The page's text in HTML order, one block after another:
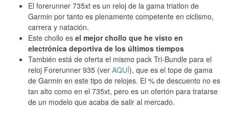
El forerunner 735xt es un reloj de la gama triatlon de
Garmin por tanto es plenamente competente en ciclismo,
carrera y natación.
Este chollo es el mejor chollo que he visto en
electrónica deportiva de los últimos tiempos
También está de oferta el mismo pack Tri-Bundle para el
reloj Forerunner 935 (ver AQUÍ), que es el tope de gama
de Garmin en este tipo de relojes. El % de descuento no es
tan alto como en el 735xt, pero es un ofertón para tratarse
de un modelo que acaba de salir al mercado.